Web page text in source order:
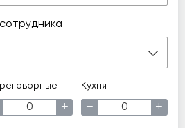
+
Кухня
− +